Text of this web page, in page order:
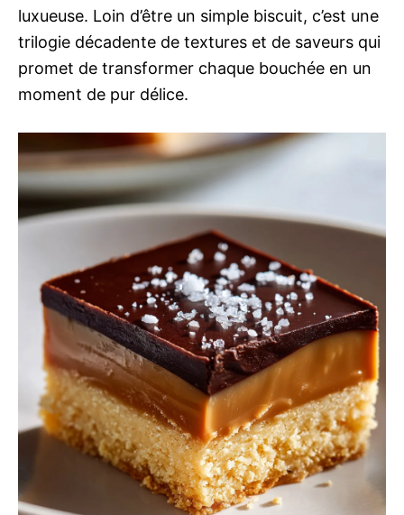
luxueuse. Loin d’être un simple biscuit, c’est une
trilogie décadente de textures et de saveurs qui
promet de transformer chaque bouchée en un
moment de pur délice.